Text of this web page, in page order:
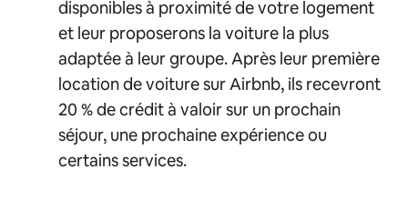
disponibles à proximité de votre logement
et leur proposerons la voiture la plus
adaptée à leur groupe. Après leur première
location de voiture sur Airbnb, ils recevront
20 % de crédit à valoir sur un prochain
séjour, une prochaine expérience ou
certains services.